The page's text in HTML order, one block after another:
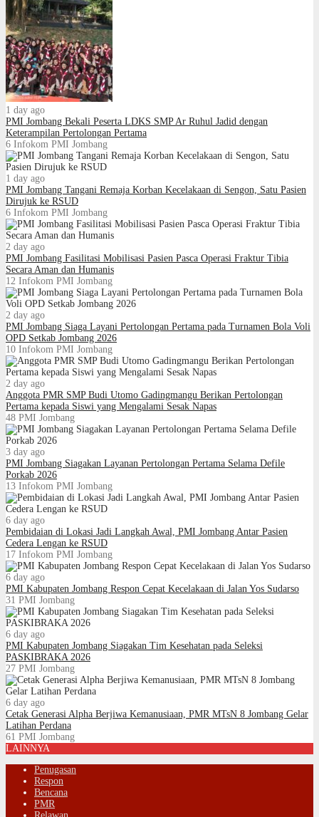
1 day ago
PMI Jombang Bekali Peserta LDKS SMP Ar Ruhul Jadid dengan
Keterampilan Pertolongan Pertama
6 Infokom PMI Jombang
1 day ago
PMI Jombang Tangani Remaja Korban Kecelakaan di Sengon, Satu Pasien
Dirujuk ke RSUD
6 Infokom PMI Jombang
2 day ago
PMI Jombang Fasilitasi Mobilisasi Pasien Pasca Operasi Fraktur Tibia
Secara Aman dan Humanis
12 Infokom PMI Jombang
2 day ago
PMI Jombang Siaga Layani Pertolongan Pertama pada Turnamen Bola Voli
OPD Setkab Jombang 2026
10 Infokom PMI Jombang
2 day ago
Anggota PMR SMP Budi Utomo Gadingmangu Berikan Pertolongan
Pertama kepada Siswi yang Mengalami Sesak Napas
48 PMI Jombang
3 day ago
PMI Jombang Siagakan Layanan Pertolongan Pertama Selama Defile
Porkab 2026
13 Infokom PMI Jombang
6 day ago
Pembidaian di Lokasi Jadi Langkah Awal, PMI Jombang Antar Pasien
Cedera Lengan ke RSUD
17 Infokom PMI Jombang
6 day ago
PMI Kabupaten Jombang Respon Cepat Kecelakaan di Jalan Yos Sudarso
31 PMI Jombang
6 day ago
PMI Kabupaten Jombang Siagakan Tim Kesehatan pada Seleksi
PASKIBRAKA 2026
27 PMI Jombang
6 day ago
Cetak Generasi Alpha Berjiwa Kemanusiaan, PMR MTsN 8 Jombang Gelar
Latihan Perdana
61 PMI Jombang
LAINNYA
Penugasan
Respon
Bencana
PMR